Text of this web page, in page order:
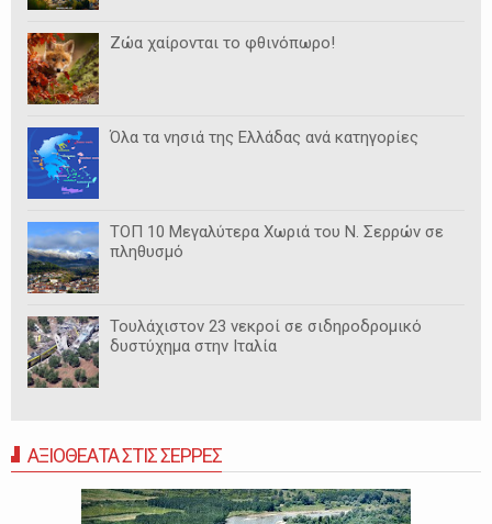
Ζώα χαίρονται το φθινόπωρο!
Όλα τα νησιά της Ελλάδας ανά κατηγορίες
ΤΟΠ 10 Μεγαλύτερα Χωριά του Ν. Σερρών σε
πληθυσμό
Τουλάχιστον 23 νεκροί σε σιδηροδρομικό
δυστύχημα στην Ιταλία
ΑΞΙΟΘΕΑΤΑ ΣΤΙΣ ΣΕΡΡΕΣ